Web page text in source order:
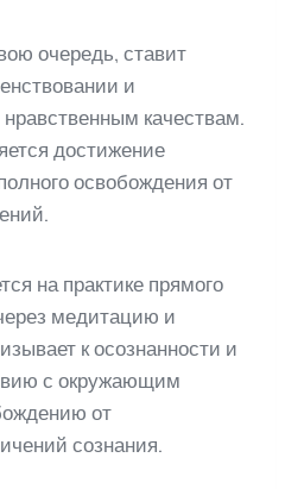
очередь, ставит
и
качествам.
достижение
освобождения от
на практике прямого
медитацию и
к осознанности и
с окружающим
от
сознания.